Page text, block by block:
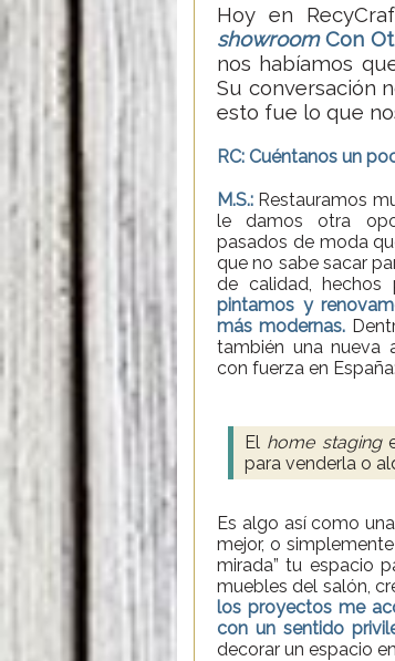
Hoy en
showroomCon
nos habíamos
Su conversación
esto fue lo que
RC: Cuéntanos un
M.S.: Restauramos
le damos otra
pasados de moda
que no sabe sacar
de calidad, hechos
pintamos y
más modernas.
también una nueva
con fuerza en
El home staging
para venderla o
Es algo así como
mejor, o
mirada” tu espacio
muebles del salón,
los proyectos me
con un sentido
decorar un espacio